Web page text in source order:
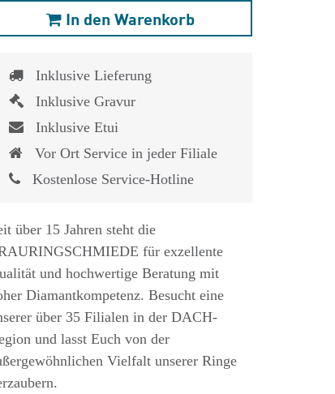
1.825,- €
In den Warenkorb
Inklusive Lieferung
Inklusive Gravur
Inklusive Etui
Vor Ort Service in jeder Filiale
Kostenlose Service-Hotline
über 15 Jahren steht die
für exzellente
und hochwertige Beratung mit
Diamantkompetenz. Besucht eine
über 35 Filialen in der DACH-
und lasst Euch von der
Vielfalt unserer Ringe